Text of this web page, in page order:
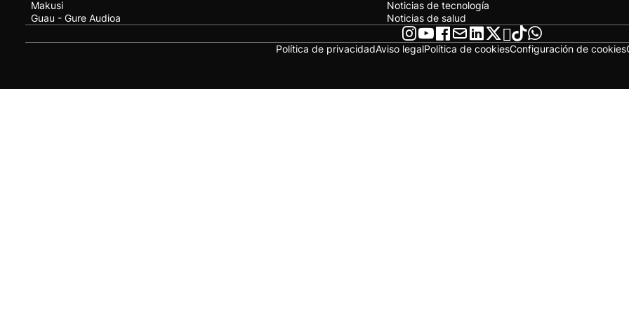
Makusi
Guau - Gure Audioa
Noticias de tecnología
Noticias de salud
Política de privacidadAviso legalPolítica de cookiesConfiguración de cookies